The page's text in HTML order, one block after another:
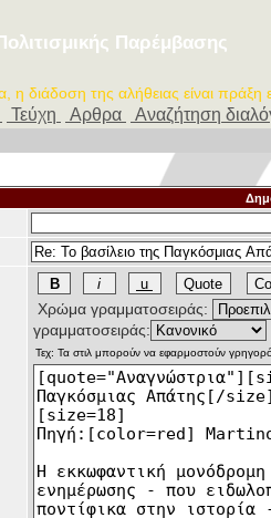
Παρέμβασης
η διάδοση της αλήθειας είναι πράξη
Τεύχη Αρθρα Αναζήτηση
Χρώμα γραμματοσειράς:
γραμματοσειράς: